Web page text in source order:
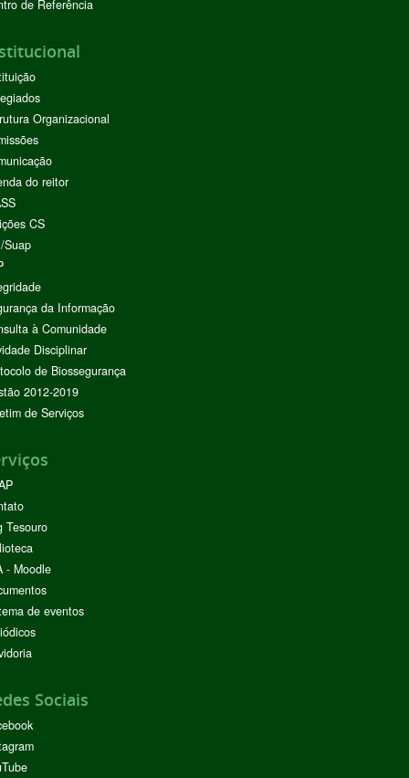
de Referência
Organizacional
do reitor
CS
Suap
da Informação
à Comunidade
Disciplinar
de Biossegurança
2012-2019
de Serviços
Tesouro
- Moodle
de eventos
Sociais